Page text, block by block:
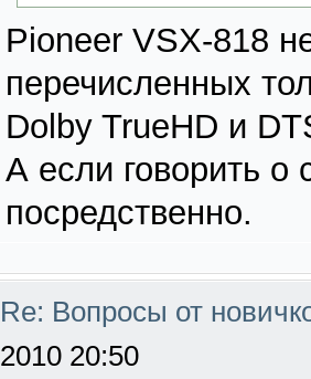
Pioneer VSX-818
перечисленных
Dolby TrueHD и
А если говорить о
посредственно.
Re: Вопросы от
2010 20:50